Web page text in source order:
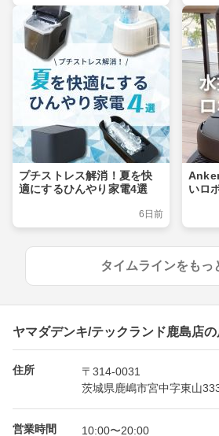
プチストレス解消！夏を快
適にするひんやり家電4選
6日前
いロ
タイムラインをもっ
ヤマダデンキ/テックランド鹿島店
住所
〒314-0031
茨城県鹿嶋市宮中字東山
営業時間 10:00〜20:00